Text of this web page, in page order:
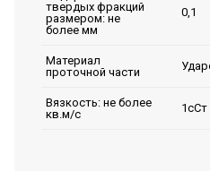
твердых фракций
размером: не
более мм
0,1
Материал
проточной части
Вязкость: не более
кв.м/с
1сСт